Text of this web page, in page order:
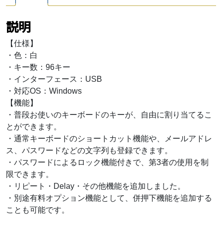
ー
ボ
ー
ド】
NT-
KB096W（白）
個
説明
【仕様】
・色：白
・キー数：96キー
・インターフェース：USB
・対応OS：Windows
【機能】
・普段お使いのキーボードのキーが、自由に割り当てるこ
とができます。
・通常キーボードのショートカット機能や、メールアドレ
ス、パスワードなどの文字列も登録できます。
・パスワードによるロック機能付きで、第3者の使用を制
限できます。
・リピート・Delay・その他機能を追加しました。
・別途有料オプション機能として、併押下機能を追加する
ことも可能です。